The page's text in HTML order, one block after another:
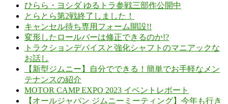
ひらら・ヨシダ ゆるトラ参戦三部作公開中
とらとら第2戦終了しました！
キャンセル待ち専用フォーム開設!!
変形したロールバーは修正できるのか!?
トラクションデバイスと強化シャフトのマニアックな
お話し
【新型ジムニー】自分でできる！簡単でお手軽なメン
テナンスの紹介
MOTOR CAMP EXPO 2023 イベントレポート
【オールジャパン ジムニーミーティング】今年も行き